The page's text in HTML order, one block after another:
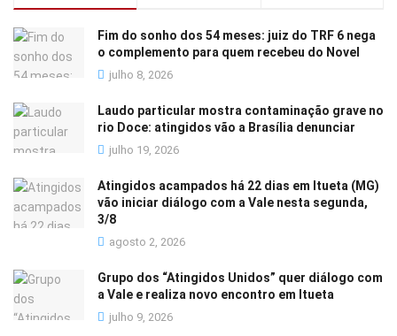
Fim do sonho dos 54 meses: juiz do TRF 6 nega
o complemento para quem recebeu do Novel
julho 8, 2026
Laudo particular mostra contaminação grave no
rio Doce: atingidos vão a Brasília denunciar
julho 19, 2026
Atingidos acampados há 22 dias em Itueta (MG)
vão iniciar diálogo com a Vale nesta segunda,
3/8
agosto 2, 2026
Grupo dos “Atingidos Unidos” quer diálogo com
a Vale e realiza novo encontro em Itueta
julho 9, 2026